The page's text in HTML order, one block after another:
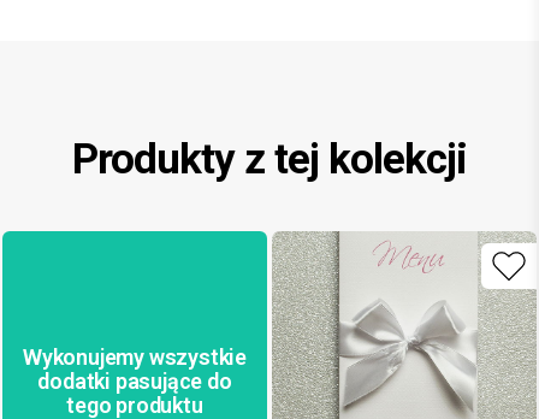
Produkty z tej kolekcji
Wykonujemy wszystkie
dodatki pasujące do
tego produktu